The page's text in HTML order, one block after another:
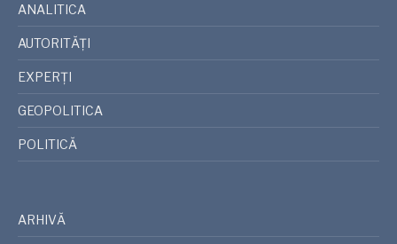
ANALITICA
AUTORITĂȚI
EXPERȚI
GEOPOLITICA
POLITICĂ
ARHIVĂ